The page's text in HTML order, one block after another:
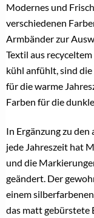
Modernes und
verschiedenen
Armbänder zur
Textil aus
kühl anfühlt, sind
für die warme
Farben für die
In Ergänzung zu
jede Jahreszeit hat
und die
geändert. Der
einem
das matt gebürstete